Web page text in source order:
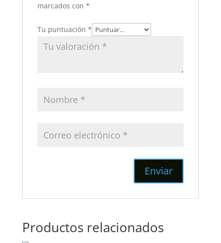
marcados con *
Tu puntuación *
Productos relacionados